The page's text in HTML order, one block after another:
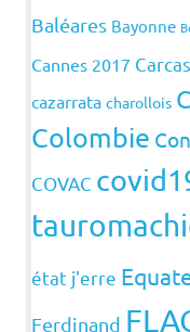
Baléares Bayonne
Cannes 2017
cazarrata charollois
Colombie
COVAC
état j'erre
Ferdinand